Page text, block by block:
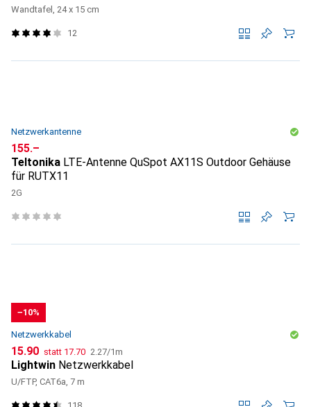
Wandtafel, 24 x 15 cm
12
Netzwerkantenne
CHF
155.–
Teltonika LTE-Antenne QuSpot AX11S Outdoor Gehäuse
für RUTX11
2G
−10%
Netzwerkkabel
CHF
15.90 statt CHF
17.70 CHF
2.27/1m
Lightwin Netzwerkkabel
U/FTP, CAT6a, 7 m